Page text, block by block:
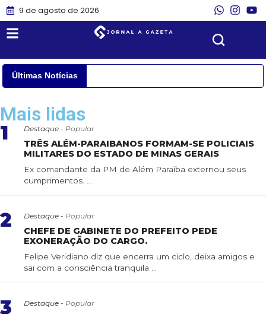
9 de agosto de 2026
Últimas Notícias
Mais lidas
1 Destaque - Popular
TRÊS ALÉM-PARAIBANOS FORMAM-SE POLICIAIS
MILITARES DO ESTADO DE MINAS GERAIS
Ex comandante da PM de Além Paraíba externou seus
cumprimentos. ...
2 Destaque - Popular
CHEFE DE GABINETE DO PREFEITO PEDE
EXONERAÇÃO DO CARGO.
Felipe Veridiano diz que encerra um ciclo, deixa amigos e
sai com a consciência tranquila ...
3 Destaque - Popular